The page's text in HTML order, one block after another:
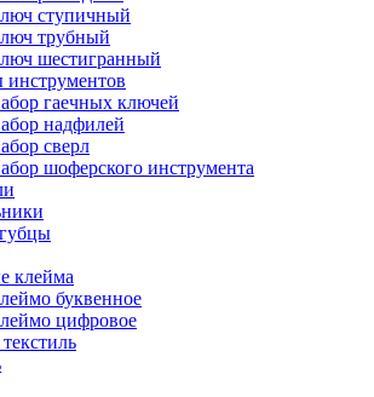
ступичный
трубный
шестигранный
гаечных ключей
надфилей
сверл
шоферского инструмента
клейма
буквенное
цифровое